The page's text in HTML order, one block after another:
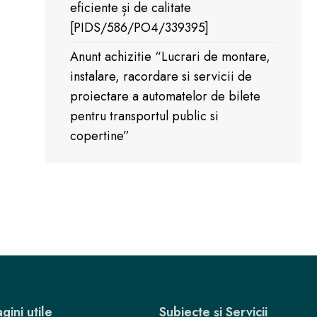
eficiente și de calitate
[PIDS/586/PO4/339395]
Anunt achizitie “Lucrari de montare,
instalare, racordare si servicii de
proiectare a automatelor de bilete
pentru transportul public si
copertine”
utile Subiecte și Servicii